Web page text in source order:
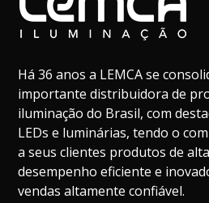
Há 36 anos a LEMCA se
importante distribuidora de
iluminação do Brasil, com
LEDs e luminárias, tendo o
a seus clientes produtos de
desempenho eficiente e
vendas altamente confiável.